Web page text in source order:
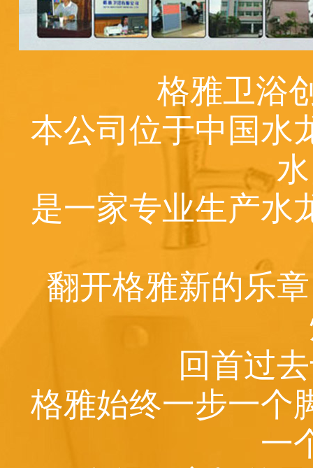
格雅卫浴
本公司位于中国水
是一家专业生产水
翻开格雅新的乐
回首过
格雅始终一步一个
一